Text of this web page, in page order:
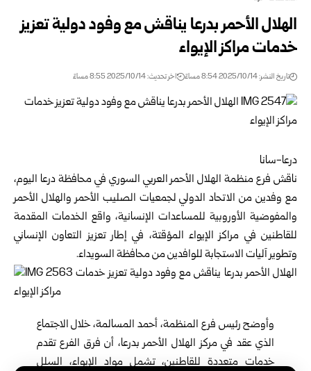
الهلال الأحمر بدرعا يناقش مع وفود دولية تعزيز
خدمات مراكز الإيواء
تاريخ النشر: 2025/10/14 8:54 مساءً اخر تحديث: 2025/10/14 8:55 مساءً
درعا-سانا
ناقش فرع منظمة الهلال الأحمر العربي السوري في محافظة درعا اليوم،
مع وفدين من الاتحاد الدولي لجمعيات الصليب الأحمر والهلال الأحمر
والمفوضية الأوروبية للمساعدات الإنسانية، واقع الخدمات المقدمة
للقاطنين في مراكز الإيواء المؤقتة، في إطار تعزيز التعاون الإنساني
وتطوير آليات الاستجابة للوافدين من محافظة السويداء.
وأوضح رئيس فرع المنظمة، أحمد المسالمة، خلال الاجتماع
الذي عقد في مركز الهلال الأحمر بدرعا، أن فرق الفرع تقدم
خدمات متعددة للقاطنين، تشمل مواد الإيواء، السلل